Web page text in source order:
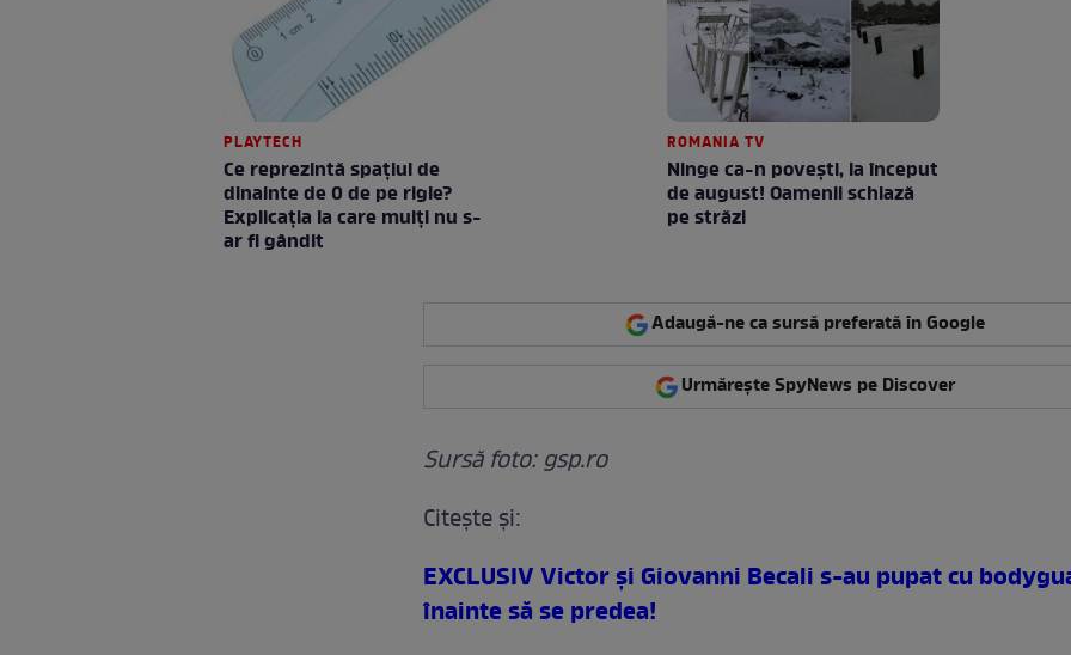
PLAYTECH
Ce reprezintă spaţiul de
dinainte de 0 de pe rigle?
Explicaţia la care mulţi nu s-
ar fi gândit
ROMANIA TV
Ninge ca-n povești, la început
de august! Oamenii schiază
pe străzi
Adaugă-ne ca sursă preferată în Google
Urmărește SpyNews pe Discover
Sursă foto: gsp.ro
Citeşte şi:
EXCLUSIV Victor şi Giovanni Becali s-au pupat cu
înainte să se predea!